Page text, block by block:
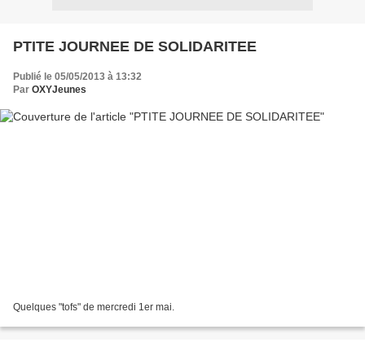
PTITE JOURNEE DE SOLIDARITEE
Publié le 05/05/2013 à 13:32
Par OXYJeunes
Quelques "tofs" de mercredi 1er mai.